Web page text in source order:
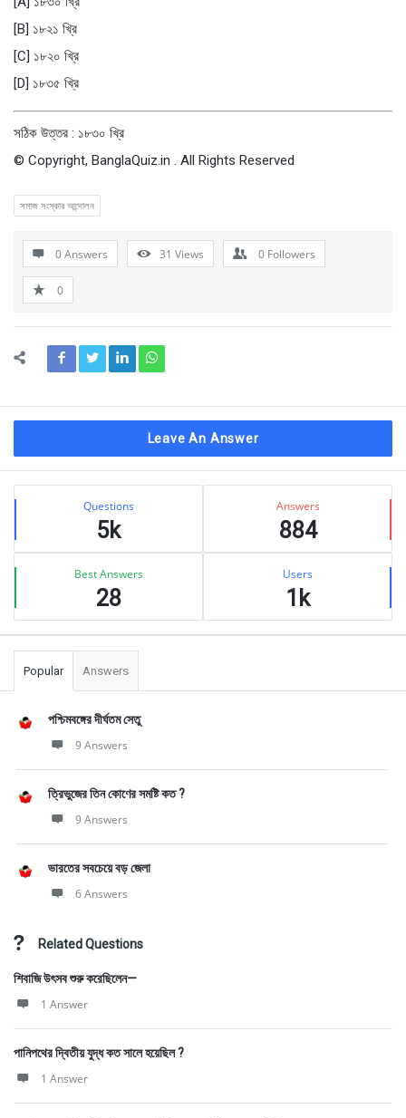
[B] ১৮২১ খ্রি
[C] ১৮২০ খ্রি
[D] ১৮৩৫ খ্রি
সঠিক উত্তর : ১৮৩০ খ্রি
© Copyright, BanglaQuiz.in . All Rights Reserved
সমাজ সংস্কার আন্দোলন
0 Answers 31 Views 0 Followers
0
Leave An Answer
Sidebar
Stats Questions
5k
Answers
884
Best Answers
28
Users
1k
Popular Answers
পশ্চিমবঙ্গের দীর্ঘতম সেতু
9 Answers
ত্রিভুজের তিন কোণের সমষ্টি কত ?
9 Answers
ভারতের সবচেয়ে বড় জেলা
6 Answers
Related Questions
শিবাজি উৎসব শুরু করেছিলেন—
1 Answer
পানিপথের দ্বিতীয় যুদ্ধ কত সালে হয়েছিল ?
1 Answer